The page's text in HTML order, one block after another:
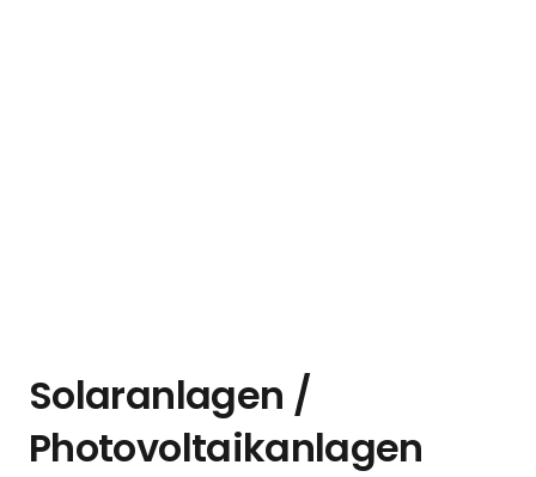
Solaranlagen /
Photovoltaikanlagen